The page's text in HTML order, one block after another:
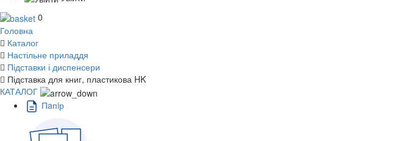
0
Головна
Каталог
Настільне приладдя
Підставки і диспенсери
Підставка для книг, пластикова HK
КАТАЛОГ
Пaпiр